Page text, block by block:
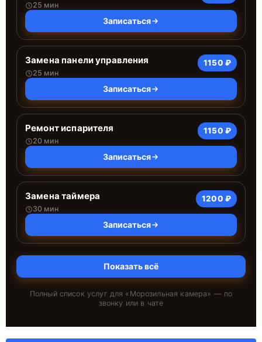
25 мин
Записаться
Замена панели управления
25 мин
1150 ₽
Записаться
Ремонт испарителя
20 мин
1150 ₽
Записаться
Замена таймера
30 мин
1200 ₽
Записаться
Показать всё
Полный список услуг для « Морозильная камера» — по
звонку или в чате